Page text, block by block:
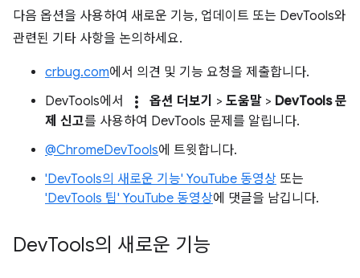
다음 옵션을 사용하여 새로운 기능, 업데이트 또는 DevTools와
관련된 기타 사항을 논의하세요.
crbug.com에서 의견 및 기능 요청을 제출합니다.
DevTools에서
more_vert 옵션 더보기 > 도움말 > DevTools 문
제 신고를 사용하여 DevTools 문제를 알립니다.
@ChromeDevTools에 트윗합니다.
'DevTools의 새로운 기능' YouTube 동영상 또는
'DevTools 팁' YouTube 동영상에 댓글을 남깁니다.
DevTools의 새로운 기능